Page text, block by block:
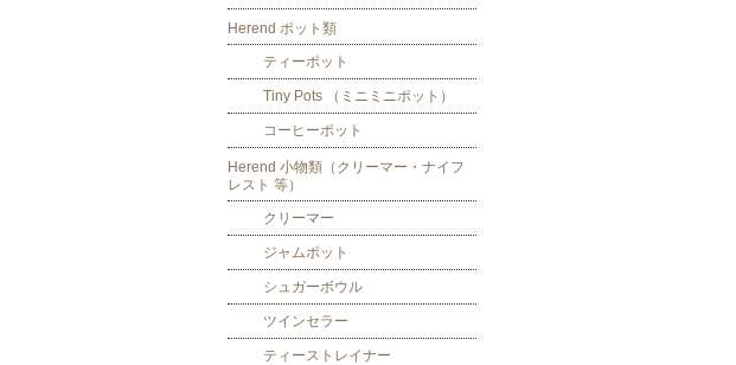
Herend ポット類
ティーポット
Tiny Pots （ミニミニポット）
コーヒーポット
Herend 小物類（クリーマー・ナイフ
レスト 等）
クリーマー
ジャムポット
シュガーボウル
ツインセラー
ティーストレイナー